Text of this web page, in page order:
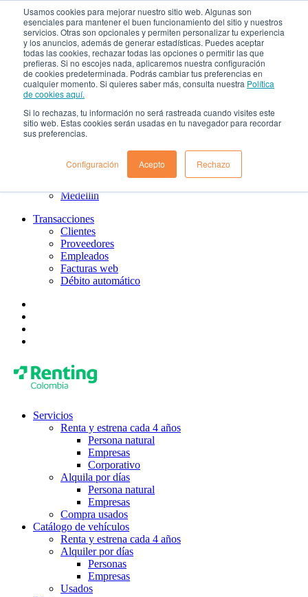
Usamos cookies para mejorar nuestro sitio web. Algunas son
esenciales para mantener el buen funcionamiento del sitio y nuestros
servicios. Otras son opcionales y permiten personalizar tu experiencia
y los anuncios, además de generar estadísticas. Puedes aceptar
todas las cookies, rechazar todas las opciones o permitir las que
prefieras. Si no escojes nada, aplicaremos nuestra configuración
de cookies predeterminada. Podrás cambiar tus preferencias en
cualquier momento. Si quieres saber más, consulta nuestra Política
de cookies aquí.
Si lo rechazas, tu información no será rastreada cuando visites este
sitio web. Estas cookies serán usadas en tu navegador para recordar
sus preferencias.
Configuración Acepto Rechazo
¿Qué es el renting?
Nosotros
Nuestra cultura
Gobierno corporativo
Política de tratamiento de datos
Ayuda
Guías de Usuario clientes
Preguntas frecuentes
PQRs
Aprende más
Bogotá
Medellin
Transacciones
Clientes
Proveedores
Empleados
Facturas web
Débito automático
Servicios
Renta y estrena cada 4 años
Persona natural
Empresas
Corporativo
Alquila por días
Persona natural
Empresas
Compra usados
Catálogo de vehículos
Renta y estrena cada 4 años
Alquiler por días
Personas
Empresas
Usados